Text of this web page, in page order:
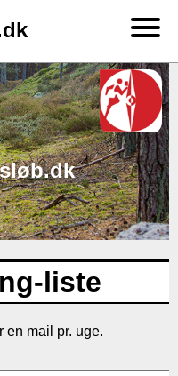
liste
en mail pr. uge.